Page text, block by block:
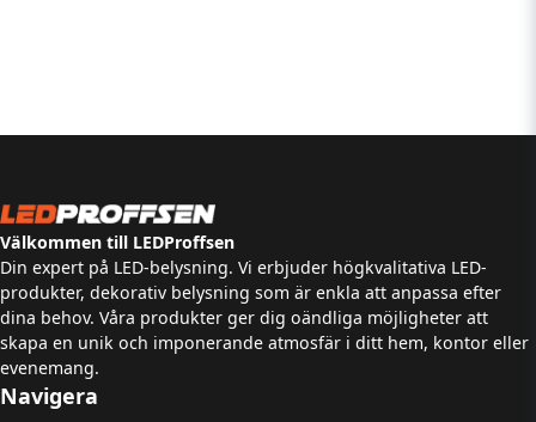
Välkommen till LEDProffsen
Din expert på LED-belysning. Vi erbjuder högkvalitativa LED-
produkter, dekorativ belysning som är enkla att anpassa efter
dina behov. Våra produkter ger dig oändliga möjligheter att
skapa en unik och imponerande atmosfär i ditt hem, kontor eller
evenemang.
Navigera